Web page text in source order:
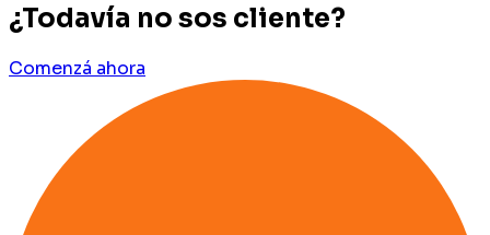
¿Todavía no sos cliente?
Comenzá ahora